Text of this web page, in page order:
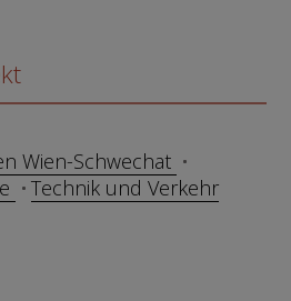
Wien-Schwechat
Technik und Verkehr